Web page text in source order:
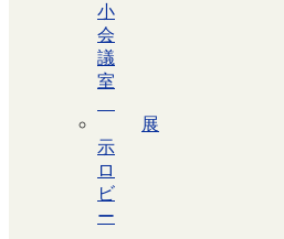
小
会
議
室
展
示
ロ
ビ
ー